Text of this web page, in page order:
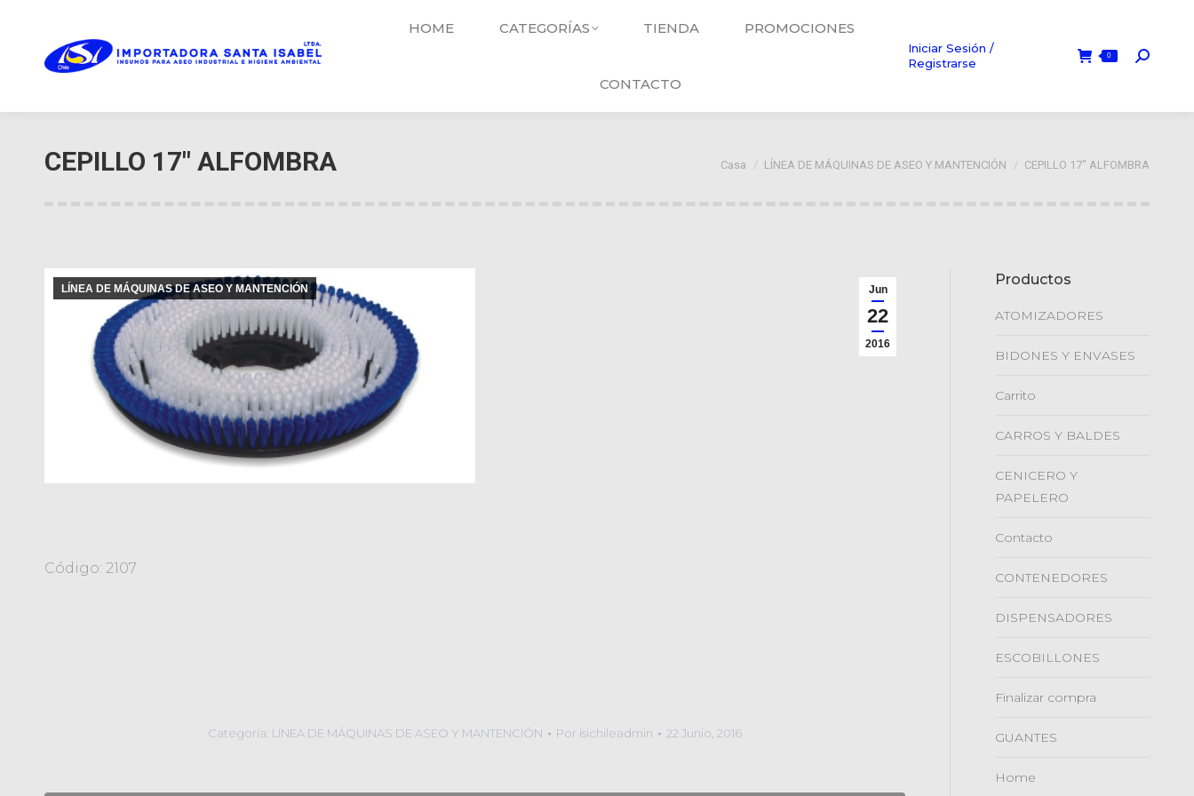
HOME CATEGORÍAS TIENDA PROMOCIONES
CONTACTO
Iniciar Sesión /
Registrarse
0
CEPILLO 17″ ALFOMBRA Usted está aquí:
Casa LÍNEA DE MÁQUINAS DE ASEO Y MANTENCIÓN CEPILLO 17″ ALFOMBRA
Jun
22
2016
LÍNEA DE MÁQUINAS DE ASEO Y MANTENCIÓN
Código: 2107
Categoría: LÍNEA DE MÁQUINAS DE ASEO Y MANTENCIÓN Por isichileadmin 22 Junio, 2016
Productos
ATOMIZADORES
BIDONES Y ENVASES
Carrito
CARROS Y BALDES
CENICERO Y
PAPELERO
Contacto
CONTENEDORES
DISPENSADORES
ESCOBILLONES
Finalizar compra
GUANTES
Home